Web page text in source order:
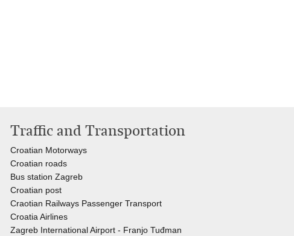
Traffic and Transportation
Croatian Motorways
Croatian roads
Bus station Zagreb
Croatian post
Craotian Railways Passenger Transport
Croatia Airlines
Zagreb International Airport - Franjo Tuđman